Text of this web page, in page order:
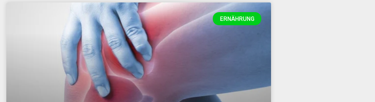
ERNÄHRUNG